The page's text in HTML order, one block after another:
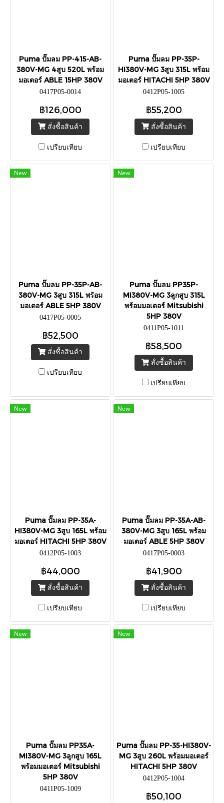
Puma ปั๊มลม PP-415-AB-
380V-MG 4สูบ 520L พร้อม
มอเตอร์ ABLE 15HP 380V
0417P05-0014
฿126,000
สั่งซื้อสินค้า
เปรียบเทียบ
Puma ปั๊มลม PP-35P-
HI380V-MG 3สูบ 315L พร้อม
มอเตอร์ HITACHI 5HP 380V
0412P05-1005
฿55,200
สั่งซื้อสินค้า
เปรียบเทียบ
New
Puma ปั๊มลม PP-35P-AB-
380V-MG 3สูบ 315L พร้อม
มอเตอร์ ABLE 5HP 380V
0417P05-0005
฿52,500
สั่งซื้อสินค้า
เปรียบเทียบ
New
Puma ปั๊มลม PP35P-
MI380V-MG 3ลูกสูบ 315L
พร้อมมอเตอร์ Mitsubishi
5HP 380V
0411P05-1011
฿58,500
สั่งซื้อสินค้า
เปรียบเทียบ
New
Puma ปั๊มลม PP-35A-
HI380V-MG 3สูบ 165L พร้อม
มอเตอร์ HITACHI 5HP 380V
0412P05-1003
฿44,000
สั่งซื้อสินค้า
เปรียบเทียบ
New
Puma ปั๊มลม PP-35A-AB-
380V-MG 3สูบ 165L พร้อม
มอเตอร์ ABLE 5HP 380V
0417P05-0003
฿41,900
สั่งซื้อสินค้า
เปรียบเทียบ
New
Puma ปั๊มลม PP35A-
MI380V-MG 3ลูกสูบ 165L
พร้อมมอเตอร์ Mitsubishi
5HP 380V
0411P05-1009
New
Puma ปั๊มลม PP-35-HI380V-
MG 3สูบ 260L พร้อมมอเตอร์
HITACHI 5HP 380V
0412P05-1004
฿50,100